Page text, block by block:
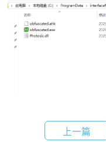
上一篇